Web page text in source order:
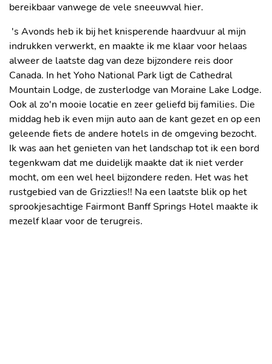
bereikbaar vanwege de vele sneeuwval hier.
's Avonds heb ik bij het knisperende haardvuur al mijn
indrukken verwerkt, en maakte ik me klaar voor helaas
alweer de laatste dag van deze bijzondere reis door
Canada. In het Yoho National Park ligt de Cathedral
Mountain Lodge, de zusterlodge van Moraine Lake Lodge.
Ook al zo'n mooie locatie en zeer geliefd bij families. Die
middag heb ik even mijn auto aan de kant gezet en op een
geleende fiets de andere hotels in de omgeving bezocht.
Ik was aan het genieten van het landschap tot ik een bord
tegenkwam dat me duidelijk maakte dat ik niet verder
mocht, om een wel heel bijzondere reden. Het was het
rustgebied van de Grizzlies!! Na een laatste blik op het
sprookjesachtige Fairmont Banff Springs Hotel maakte ik
mezelf klaar voor de terugreis.